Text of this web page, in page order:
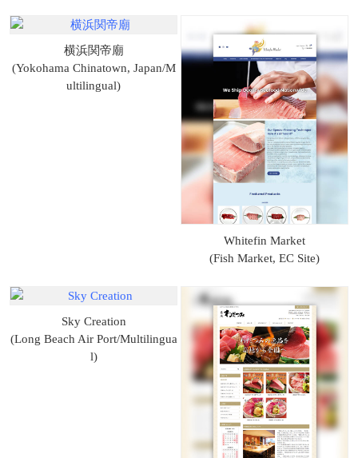
横浜関帝廟
(Yokohama Chinatown, Japan/M
ultilingual)
Whitefin Market
(Fish Market, EC Site)
Sky Creation
(Long Beach Air Port/Multilingua
l)